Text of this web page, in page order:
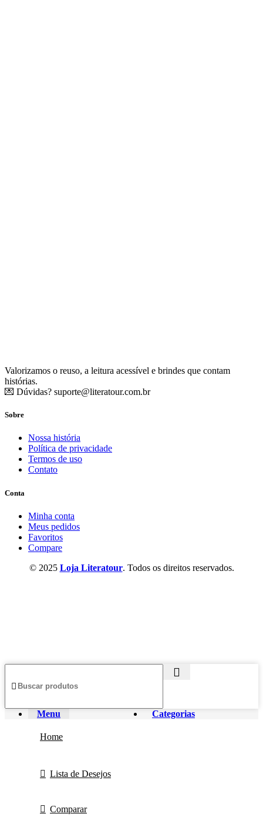
Valorizamos o reuso, a leitura acessível e brindes que contam
histórias.
💌 Dúvidas? suporte@literatour.com.br
Sobre
Nossa história
Política de privacidade
Termos de uso
Contato
Conta
Minha conta
Meus pedidos
Favoritos
Compare
© 2025 Loja Literatour. Todos os direitos reservados.
Menu Categorias
Home
Lista de Desejos
Comparar